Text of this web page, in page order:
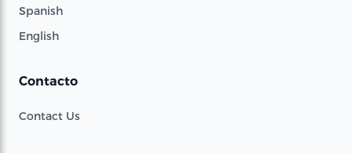
Spanish
English
Contacto
Contact Us